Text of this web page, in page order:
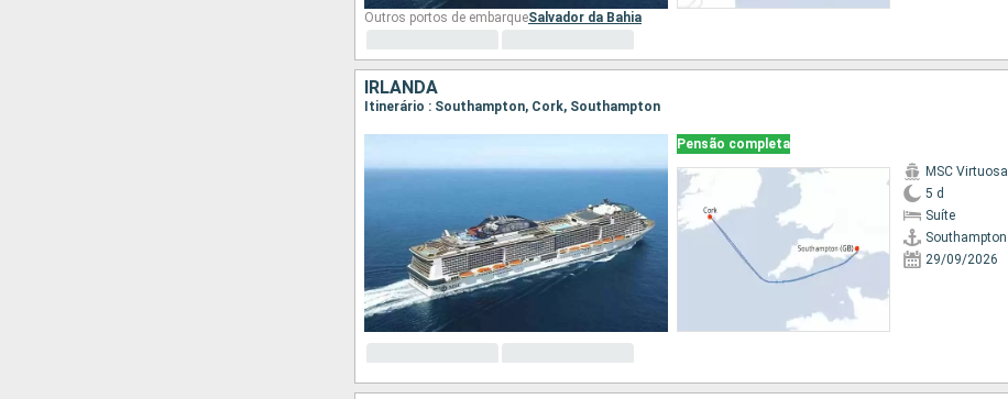
Outros portos de embarqueSalvador da Bahia
IRLANDA
Itinerário : Southampton, Cork, Southampton
Pensão completa
MSC Virtuosa
5 d
Suíte
Southampton
29/09/2026